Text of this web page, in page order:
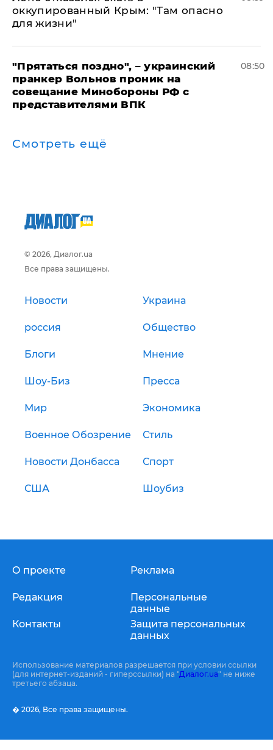
оккупированный Крым: "Там опасно
для жизни"
"Прятаться поздно", – украинский
пранкер Вольнов проник на
совещание Минобороны РФ с
представителями ВПК
08:50
Смотреть ещё
© 2026, Диалог.ua
Все права защищены.
Новости Украина
россия Общество
Блоги Мнение
Шоу-Биз Пресса
Мир Экономика
Военное Обозрение Стиль
Новости Донбасса Спорт
США Шоубиз
О проекте
Редакция
Контакты
Реклама
Персональные
данные
Защита персональных
данных
Использование материалов разрешается при условии ссылки
(для интернет-изданий - гиперссылки) на "Диалог.ua" не ниже
третьего абзаца.
� 2026, Все права защищены.